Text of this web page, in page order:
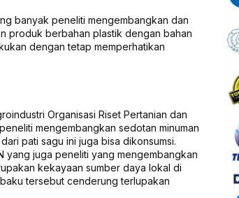
banyak peneliti mengembangkan dan
produk berbahan plastik dengan bahan
dengan tetap memperhatikan
Organisasi Riset Pertanian dan
mengembangkan sedotan minuman
pati sagu ini juga bisa dikonsumsi.
yang juga peneliti yang mengembangkan
kekayaan sumber daya lokal di
tersebut cenderung terlupakan